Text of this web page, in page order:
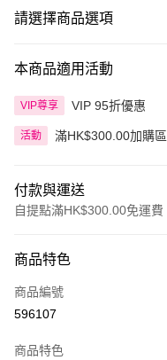
請選擇商品選項
本商品適用活動
VIP尊享 VIP 95折優惠
活動 滿HK$300.00加購區
付款與運送
自提點滿HK$300.00免運費
信用卡
Apple Pay
商品特色
商品編號
596107
商品特色